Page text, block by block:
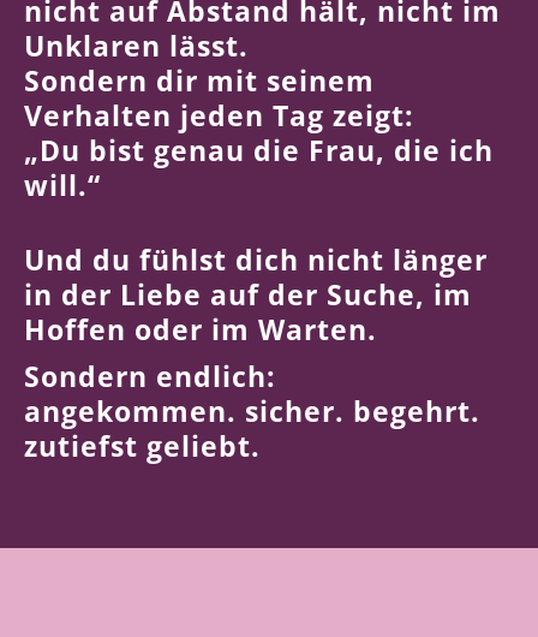
nicht auf Abstand hält, nicht im
Unklaren lässt.
Sondern dir mit seinem
Verhalten jeden Tag zeigt:
„Du bist genau die Frau, die ich
will.“
Und du fühlst dich nicht länger
in der Liebe auf der Suche, im
Hoffen oder im Warten.
Sondern endlich:
angekommen. sicher. begehrt.
zutiefst geliebt.